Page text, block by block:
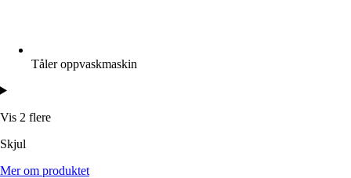
Tåler oppvaskmaskin
Vis 2 flere
Skjul
Mer om produktet